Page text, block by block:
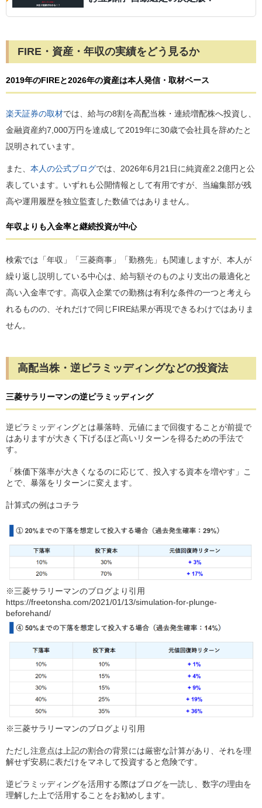
FIRE・資産・年収の実績をどう見るか
2019年のFIREと2026年の資産は本人発信・取材ベース
楽天証券の取材では、給与の8割を高配当株・連続増配株へ投資し、
金融資産約7,000万円を達成して2019年に30歳で会社員を辞めたと
説明されています。
また、 本人の公式ブログでは、2026年6月21日に純資産2.2億円と公
表しています。いずれも公開情報として有用ですが、当編集部が残
高や運用履歴を独立監査した数値ではありません。
年収よりも入金率と継続投資が中心
検索では「年収」「三菱商事」「勤務先」も関連しますが、本人が
繰り返し説明している中心は、給与額そのものより支出の最適化と
高い入金率です。高収入企業での勤務は有利な条件の一つと考えら
れるものの、それだけで同じFIRE結果が再現できるわけではありま
せん。
高配当株・逆ピラミッディングなどの投資法
三菱サラリーマンの逆ピラミッディング
逆ピラミッディングとは暴落時、元値にまで回復することが前提で
はありますが大きく下げるほど高いリターンを得るための手法で
す。
「株価下落率が大きくなるのに応じて、投入する資本を増やす」こ
とで、暴落をリターンに変えます。
計算式の例はコチラ
※三菱サラリーマンのブログより引用
https://freetonsha.com/2021/01/13/simulation-for-plunge-
beforehand/
※三菱サラリーマンのブログより引用
ただし注意点は上記の割合の背景には厳密な計算があり、それを理
解せず安易に表だけをマネして投資すると危険です。
逆ピラミッディングを活用する際はブログを一読し、数字の理由を
理解した上で活用することをお勧めします。